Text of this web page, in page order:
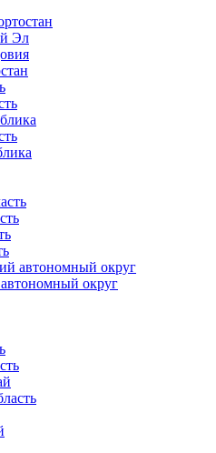
Эл
автономный округ
округ